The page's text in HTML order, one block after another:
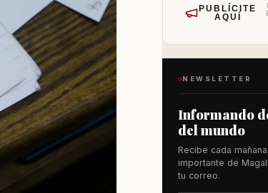
PUBLÍCITE
AQUÍ
NEWSLETTER
Informando
del mundo
Recibe cada
importante de
tu correo.